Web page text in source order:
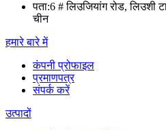
पता:6 # लिउजियांग रोड, लिउशी
चीन
हमारे बारे में
कंपनी प्रोफाइल
प्रमाणपत्र
संपर्क करें
उत्पादों